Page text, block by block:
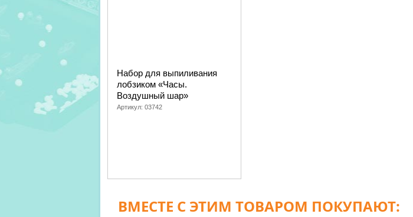
Набор для выпиливания
лобзиком «Часы.
Воздушный шар»
Артикул: 03742
ВМЕСТЕ С ЭТИМ ТОВАРОМ ПОКУПАЮТ: